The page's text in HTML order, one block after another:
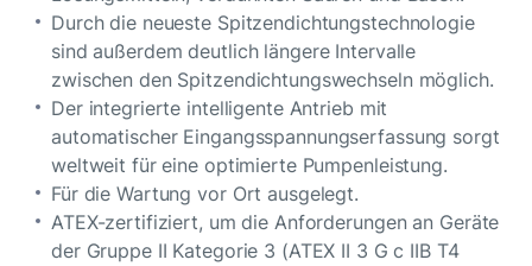
Durch die neueste Spitzendichtungstechnologie
sind außerdem deutlich längere Intervalle
zwischen den Spitzendichtungswechseln möglich.
Der integrierte intelligente Antrieb mit
automatischer Eingangsspannungserfassung sorgt
weltweit für eine optimierte Pumpenleistung.
Für die Wartung vor Ort ausgelegt.
ATEX-zertifiziert, um die Anforderungen an Geräte
der Gruppe II Kategorie 3 (ATEX II 3 G c IIB T4